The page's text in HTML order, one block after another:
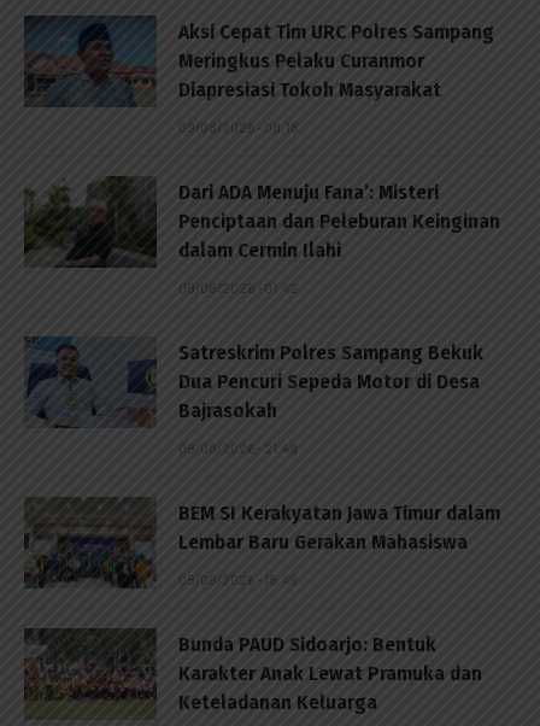
Aksi Cepat Tim URC Polres Sampang
Meringkus Pelaku Curanmor
Diapresiasi Tokoh Masyarakat
09/08/2026 - 08:18
Dari ADA Menuju Fana’: Misteri
Penciptaan dan Peleburan Keinginan
dalam Cermin Ilahi
09/08/2026 - 01:42
Satreskrim Polres Sampang Bekuk
Dua Pencuri Sepeda Motor di Desa
Bajrasokah
08/08/2026 - 21:48
BEM SI Kerakyatan Jawa Timur dalam
Lembar Baru Gerakan Mahasiswa
08/08/2026 - 18:48
Bunda PAUD Sidoarjo: Bentuk
Karakter Anak Lewat Pramuka dan
Keteladanan Keluarga